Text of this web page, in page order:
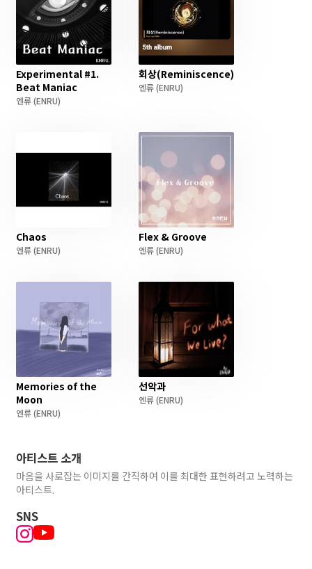
Experimental #1.
Beat Maniac
엔류(ENRU)
회상(Reminiscence)
엔류(ENRU)
Chaos
엔류(ENRU)
Flex & Groove
엔류(ENRU)
Memories of the
Moon
엔류(ENRU)
선악과
엔류(ENRU)
아티스트 소개
마음을 사로잡는 이미지를 간직하여 이를 최대한 표현하려고 노력하는
아티스트.
SNS